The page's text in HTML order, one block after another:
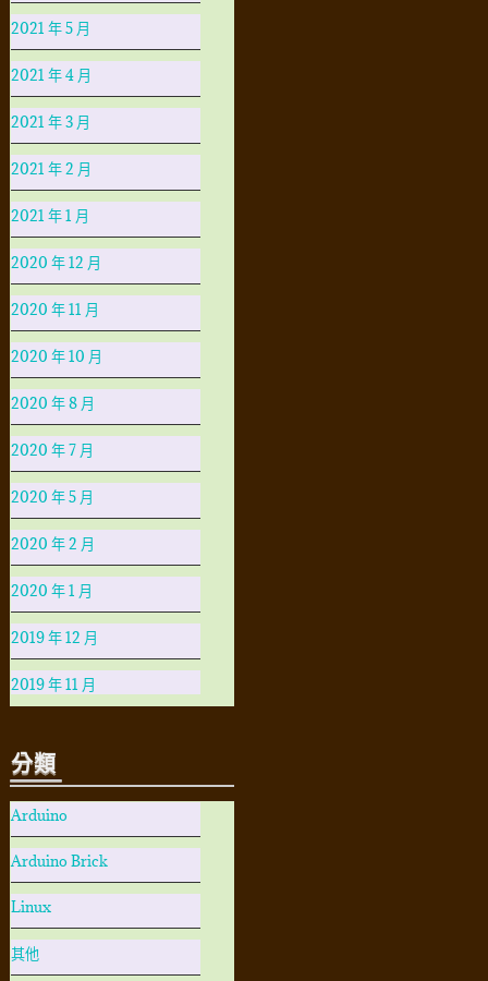
2021 年 5 月
2021 年 4 月
2021 年 3 月
2021 年 2 月
2021 年 1 月
2020 年 12 月
2020 年 11 月
2020 年 10 月
2020 年 8 月
2020 年 7 月
2020 年 5 月
2020 年 2 月
2020 年 1 月
2019 年 12 月
2019 年 11 月
分類
Arduino
Arduino Brick
Linux
其他